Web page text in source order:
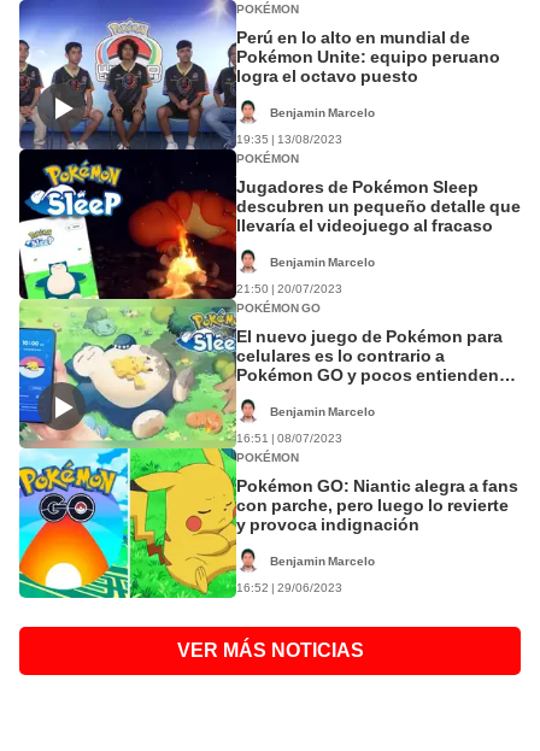
POKÉMON
Perú en lo alto en mundial de
Pokémon Unite: equipo peruano
logra el octavo puesto
Benjamin Marcelo
19:35 | 13/08/2023
POKÉMON
Jugadores de Pokémon Sleep
descubren un pequeño detalle que
llevaría el videojuego al fracaso
Benjamin Marcelo
21:50 | 20/07/2023
POKÉMON GO
El nuevo juego de Pokémon para
celulares es lo contrario a
Pokémon GO y pocos entienden
Benjamin Marcelo
16:51 | 08/07/2023
POKÉMON
Pokémon GO: Niantic alegra a fans
con parche, pero luego lo revierte
y provoca indignación
Benjamin Marcelo
16:52 | 29/06/2023
VER MÁS NOTICIAS